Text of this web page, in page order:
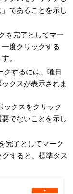
であることを示し
を完了としてマー
度クリックする
。
クするには、曜日
クスが表示されま
ックスをクリック
でないことを示し
完了としてマーク
すると、標準タス